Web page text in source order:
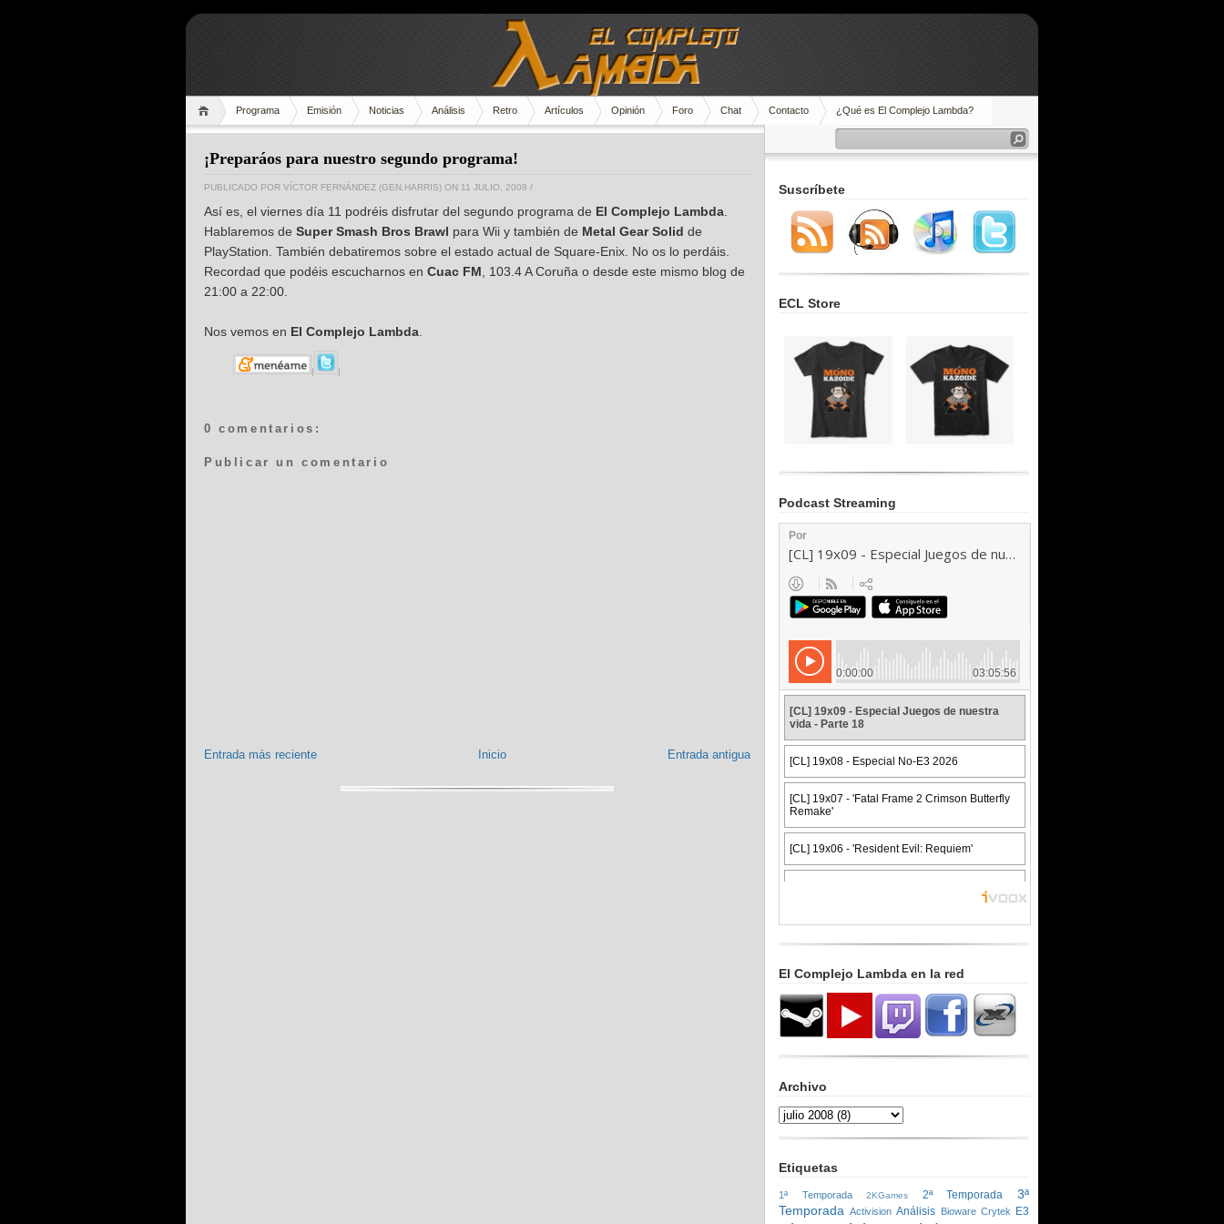
Programa Emisión Noticias Análisis Retro Artículos Opinión Foro Chat Contacto ¿Qué es El Complejo Lambda?
¡Preparáos para nuestro segundo programa!
PUBLICADO POR VÍCTOR FERNÁNDEZ (GEN.HARRIS) ON 11 JULIO, 2008 /
Así es, el viernes día 11 podréis disfrutar del segundo programa de El Complejo Lambda
Hablaremos de Super Smash Bros Brawl para Wii y también de Metal Gear Solid de
PlayStation. También debatiremos sobre el estado actual de Square-Enix. No os lo perdáis.
Recordad que podéis escucharnos en Cuac FM , 103.4 A Coruña o desde este mismo blog de
21:00 a 22:00.
Nos vemos en El Complejo Lambda
| |
0 comentarios:
Publicar un comentario
Entrada más reciente Entrada antigua
Inicio
Suscríbete
ECL Store
Podcast Streaming
El Complejo Lambda en la red
Archivo
Etiquetas
1ª Temporada 2KGames 2ª Temporada
3ª
Temporada
Activision Análisis Bioware Crytek E3